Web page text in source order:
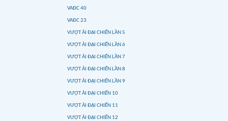
VAĐC 40
VAĐC 23
VƯỢT ẢI ĐẠI CHIẾN LẦN 5
VƯỢT ẢI ĐẠI CHIẾN LẦN 6
VƯỢT ẢI ĐẠI CHIẾN LẦN 7
VƯỢT ẢI ĐẠI CHIẾN LẦN 8
VƯỢT ẢI ĐẠI CHIẾN LẦN 9
VƯỢT ẢI ĐẠI CHIẾN 10
VƯỢT ẢI ĐẠI CHIẾN 11
VƯỢT ẢI ĐẠI CHIẾN 12